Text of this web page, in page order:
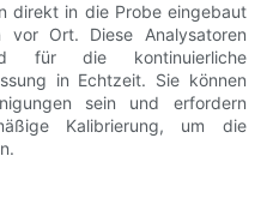
direkt in die Probe eingebaut
vor Ort. Diese Analysatoren
für die kontinuierliche
in Echtzeit. Sie können
sein und erfordern
Kalibrierung, um die